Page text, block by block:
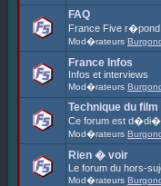
FAQ
France Five
Mod�rateurs
France Infos
Infos et interviews
Mod�rateurs
Technique du
Ce forum est
Mod�rateurs
Rien � voir
Le forum du hors-
Mod�rateurs